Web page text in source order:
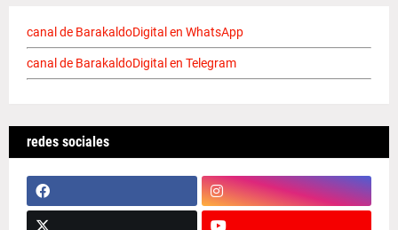
canal de BarakaldoDigital en WhatsApp
canal de BarakaldoDigital en Telegram
redes sociales